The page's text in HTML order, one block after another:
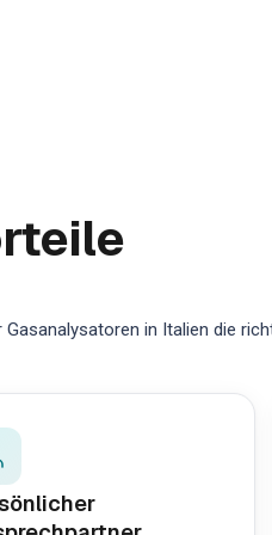
in Italien die